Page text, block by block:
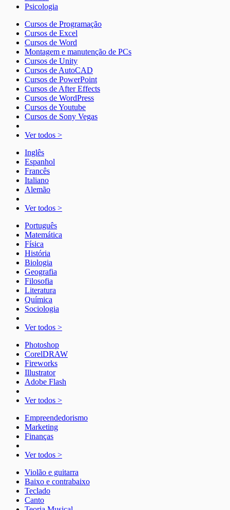
Psicologia
Cursos de Programação
Cursos de Excel
Cursos de Word
Montagem e manutenção de PCs
Cursos de Unity
Cursos de AutoCAD
Cursos de PowerPoint
Cursos de After Effects
Cursos de WordPress
Cursos de Youtube
Cursos de Sony Vegas
Ver todos >
Inglês
Espanhol
Francês
Italiano
Alemão
Ver todos >
Português
Matemática
Física
História
Biologia
Geografia
Filosofia
Literatura
Química
Sociologia
Ver todos >
Photoshop
CorelDRAW
Fireworks
Illustrator
Adobe Flash
Ver todos >
Empreendedorismo
Marketing
Finanças
Ver todos >
Violão e guitarra
Baixo e contrabaixo
Teclado
Canto